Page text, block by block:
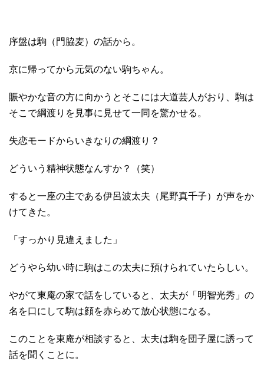
序盤は駒（門脇麦）の話から。
京に帰ってから元気のない駒ちゃん。
賑やかな音の方に向かうとそこには大道芸人がおり、駒は
そこで綱渡りを見事に見せて一同を驚かせる。
失恋モードからいきなりの綱渡り？
どういう精神状態なんすか？（笑）
すると一座の主である伊呂波太夫（尾野真千子）が声をか
けてきた。
「すっかり見違えました」
どうやら幼い時に駒はこの太夫に預けられていたらしい。
やがて東庵の家で話をしていると、太夫が「明智光秀」の
名を口にして駒は顔を赤らめて放心状態になる。
このことを東庵が相談すると、太夫は駒を団子屋に誘って
話を聞くことに。